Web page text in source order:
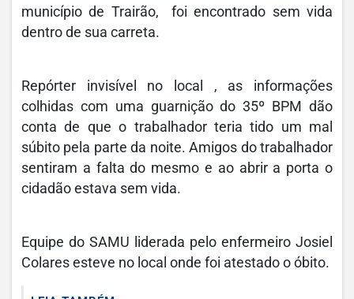
município de Trairão, foi encontrado sem vida
dentro de sua carreta.
Repórter invisível no local , as informações
colhidas com uma guarnição do 35º BPM dão
conta de que o trabalhador teria tido um mal
súbito pela parte da noite. Amigos do trabalhador
sentiram a falta do mesmo e ao abrir a porta o
cidadão estava sem vida.
Equipe do SAMU liderada pelo enfermeiro Josiel
Colares esteve no local onde foi atestado o óbito.